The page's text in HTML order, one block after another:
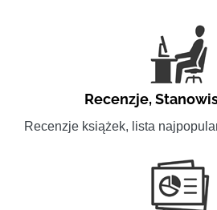
Recenzje,
Recenzje książek, lista